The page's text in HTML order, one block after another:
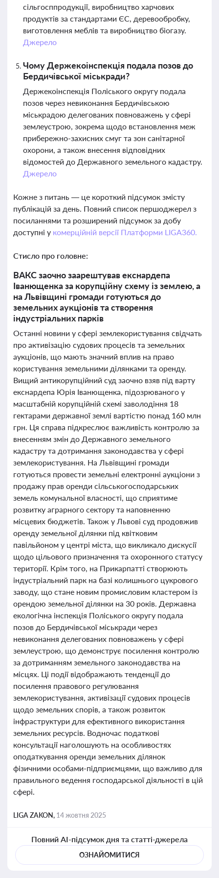
сільгосппродукції, виробництво харчових
продуктів за стандартами ЄС, деревообробку,
виготовлення меблів та виробництво біогазу.
Джерело
Чому Держекоінспекція подала позов до
Бердичівської міськради?
Держекоінспекція Поліського округу подала
позов через невиконання Бердичівською
міськрадою делегованих повноважень у сфері
землеустрою, зокрема щодо встановлення меж
прибережно-захисних смуг та зон санітарної
охорони, а також внесення відповідних
відомостей до Державного земельного кадастру.
Джерело
Кожне з питань — це короткий підсумок змісту
публікацій за день. Повний список першоджерел з
посиланнями та розширений підсумок за добу
доступні у комерційній версії Платформи LIGA360.
Стисло про головне:
ВАКС заочно заарештував екснардепа
Іванющенка за корупційну схему із землею, а
на Львівщині громади готуються до
земельних аукціонів та створення
індустріальних парків
Останні новини у сфері землекористування свідчать
про активізацію судових процесів та земельних
аукціонів, що мають значний вплив на право
користування земельними ділянками та оренду.
Вищий антикорупційний суд заочно взяв під варту
екснардепа Юрія Іванющенка, підозрюваного у
масштабній корупційній схемі заволодіння 18
гектарами державної землі вартістю понад 160 млн
грн. Ця справа підкреслює важливість контролю за
внесенням змін до Державного земельного
кадастру та дотримання законодавства у сфері
землекористування. На Львівщині громади
готуються провести земельні електронні аукціони з
продажу прав оренди сільськогосподарських
земель комунальної власності, що сприятиме
розвитку аграрного сектору та наповненню
місцевих бюджетів. Також у Львові суд продовжив
оренду земельної ділянки під квітковим
павільйоном у центрі міста, що викликало дискусії
щодо цільового призначення та охоронного статусу
території. Крім того, на Прикарпатті створюють
індустріальний парк на базі колишнього цукрового
заводу, що стане новим промисловим кластером із
орендою земельної ділянки на 30 років. Державна
екологічна інспекція Поліського округу подала
позов до Бердичівської міськради через
невиконання делегованих повноважень у сфері
землеустрою, що демонструє посилення контролю
за дотриманням земельного законодавства на
місцях. Ці події відображають тенденції до
посилення правового регулювання
землекористування, активізації судових процесів
щодо земельних спорів, а також розвиток
інфраструктури для ефективного використання
земельних ресурсів. Водночас податкові
консультації наголошують на особливостях
оподаткування оренди земельних ділянок
фізичними особами-підприємцями, що важливо для
правильного ведення господарської діяльності в цій
сфері.
LIGA ZAKON, 14 жовтня 2025
Повний AI-підсумок дня та статті-джерела
ОЗНАЙОМИТИСЯ